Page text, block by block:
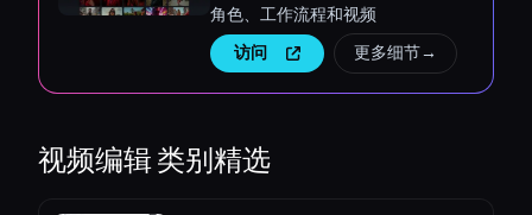
角色、工作流程和视频
访问 更多细节→
视频编辑类别精选